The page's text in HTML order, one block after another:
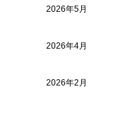
2026年5月
2026年4月
2026年2月